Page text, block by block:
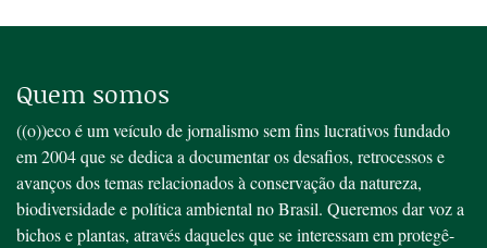
Quem somos
((o))eco é um veículo de jornalismo sem fins lucrativos fundado
em 2004 que se dedica a documentar os desafios, retrocessos e
avanços dos temas relacionados à conservação da natureza,
biodiversidade e política ambiental no Brasil. Queremos dar voz a
bichos e plantas, através daqueles que se interessam em protegê-